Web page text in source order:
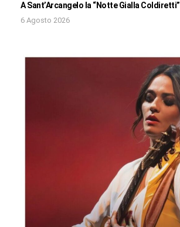
A Sant’Arcangelo la “Notte Gialla Coldiretti”
6 Agosto 2026